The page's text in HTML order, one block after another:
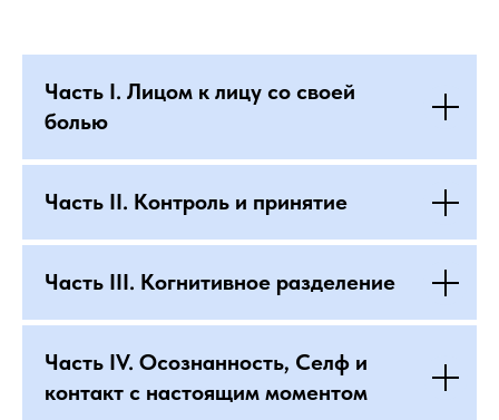
Часть I. Лицом к лицу со своей
болью
Часть II. Контроль и принятие
Часть III. Когнитивное разделение
Часть IV. Осознанность, Селф и
контакт с настоящим моментом